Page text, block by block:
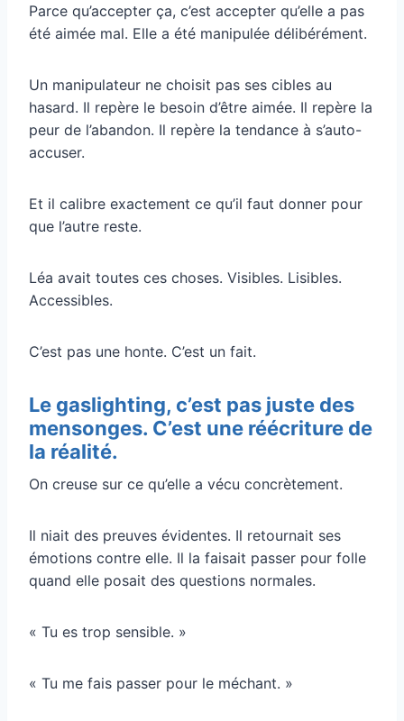
Parce qu’accepter ça, c’est accepter qu’elle a pas
été aimée mal. Elle a été manipulée délibérément.
Un manipulateur ne choisit pas ses cibles au
hasard. Il repère le besoin d’être aimée. Il repère la
peur de l’abandon. Il repère la tendance à s’auto-
accuser.
Et il calibre exactement ce qu’il faut donner pour
que l’autre reste.
Léa avait toutes ces choses. Visibles. Lisibles.
Accessibles.
C’est pas une honte. C’est un fait.
Le gaslighting, c’est pas juste des
mensonges. C’est une réécriture de
la réalité.
On creuse sur ce qu’elle a vécu concrètement.
Il niait des preuves évidentes. Il retournait ses
émotions contre elle. Il la faisait passer pour folle
quand elle posait des questions normales.
« Tu es trop sensible. »
« Tu me fais passer pour le méchant. »